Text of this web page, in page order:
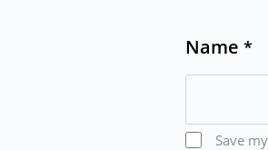
Name *
Save